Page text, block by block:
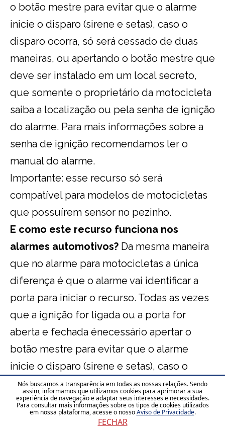
o botão mestre para evitar que o alarme
inicie o disparo (sirene e setas), caso o
disparo ocorra, só será cessado de duas
maneiras, ou apertando o botão mestre que
deve ser instalado em um local secreto,
que somente o proprietário da motocicleta
saiba a localização ou pela senha de ignição
do alarme. Para mais informações sobre a
senha de ignição recomendamos ler o
manual do alarme.
Importante: esse recurso só será
compatível para modelos de motocicletas
que possuírem sensor no pezinho.
E como este recurso funciona nos
alarmes automotivos? Da mesma maneira
que no alarme para motocicletas a única
diferença é que o alarme vai identificar a
porta para iniciar o recurso. Todas as vezes
que a ignição for ligada ou a porta for
aberta e fechada énecessário apertar o
botão mestre para evitar que o alarme
inicie o disparo (sirene e setas), caso o
disparo ocorra, só será cessado quando o
botão mestre for pressionado, o botão
mestre (mesmo de programação do alarme)
Nós buscamos a transparência em todas as nossas relações. Sendo
assim, informamos que utilizamos cookies para aprimorar a sua
experiência de navegação e adaptar seus interesses e necessidades.
Para consultar mais informações sobre os tipos de cookies utilizados
em nossa plataforma, acesse o nossoAviso de Privacidade.
FECHAR